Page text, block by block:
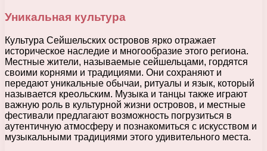
Уникальная культура
Культура Сейшельских островов ярко отражает
историческое наследие и многообразие этого региона.
Местные жители, называемые сейшельцами, гордятся
своими корнями и традициями. Они сохраняют и
передают уникальные обычаи, ритуалы и язык, который
называется креольским. Музыка и танцы также играют
важную роль в культурной жизни островов, и местные
фестивали предлагают возможность погрузиться в
аутентичную атмосферу и познакомиться с искусством и
музыкальными традициями этого удивительного места.